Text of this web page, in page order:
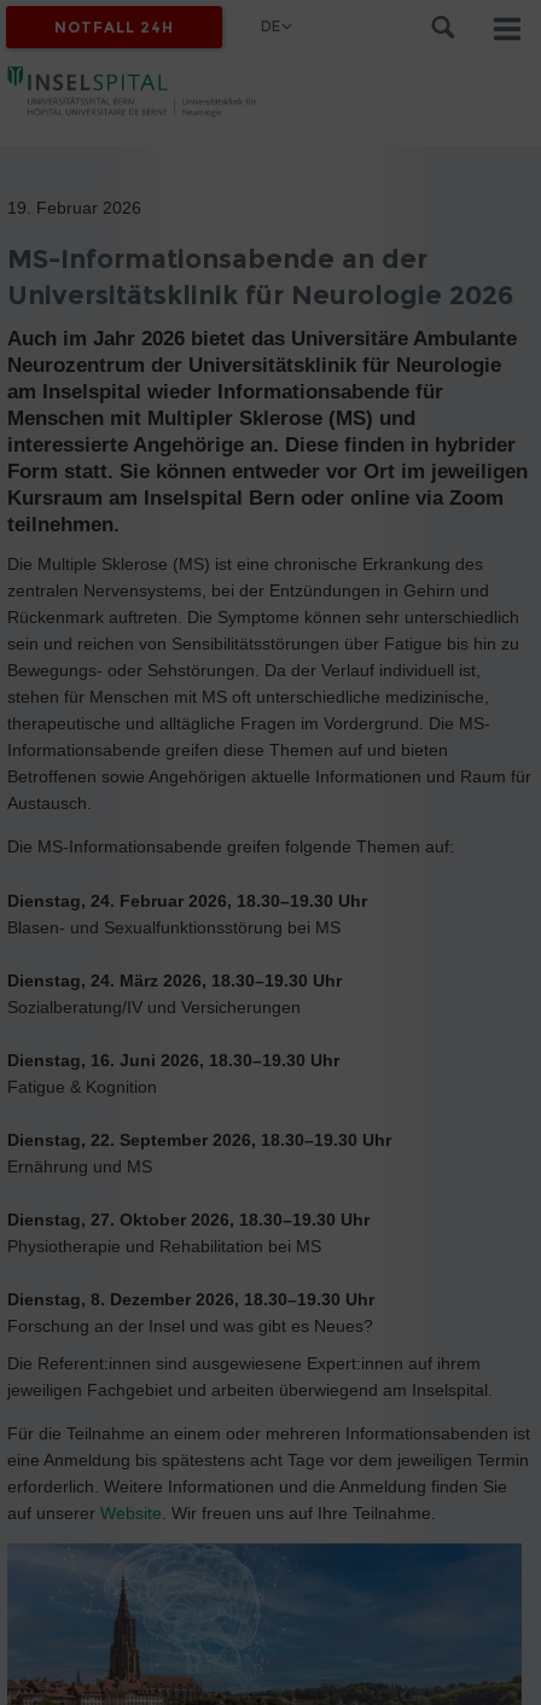
NOTFALL 24H DE
19. Februar 2026
MS-Informationsabende an der
Universitätsklinik für Neurologie 2026
Auch im Jahr 2026 bietet das Universitäre Ambulante
Neurozentrum der Universitätsklinik für Neurologie
am Inselspital wieder Informationsabende für
Menschen mit Multipler Sklerose (MS) und
interessierte Angehörige an. Diese finden in hybrider
Form statt. Sie können entweder vor Ort im jeweiligen
Kursraum am Inselspital Bern oder online via Zoom
teilnehmen.
Die Multiple Sklerose (MS) ist eine chronische Erkrankung des
zentralen Nervensystems, bei der Entzündungen in Gehirn und
Rückenmark auftreten. Die Symptome können sehr unterschiedlich
sein und reichen von Sensibilitätsstörungen über Fatigue bis hin zu
Bewegungs- oder Sehstörungen. Da der Verlauf individuell ist,
stehen für Menschen mit MS oft unterschiedliche medizinische,
therapeutische und alltägliche Fragen im Vordergrund. Die MS-
Informationsabende greifen diese Themen auf und bieten
Betroffenen sowie Angehörigen aktuelle Informationen und Raum für
Austausch.
Die MS-Informationsabende greifen folgende Themen auf:
Dienstag, 24. Februar 2026, 18.30–19.30 Uhr
Blasen- und Sexualfunktionsstörung bei MS
Dienstag, 24. März 2026, 18.30–19.30 Uhr
Sozialberatung/IV und Versicherungen
Dienstag, 16. Juni 2026, 18.30–19.30 Uhr
Fatigue & Kognition
Dienstag, 22. September 2026, 18.30–19.30 Uhr
Ernährung und MS
Dienstag, 27. Oktober 2026, 18.30–19.30 Uhr
Physiotherapie und Rehabilitation bei MS
Dienstag, 8. Dezember 2026, 18.30–19.30 Uhr
Forschung an der Insel und was gibt es Neues?
Die Referent:innen sind ausgewiesene Expert:innen auf ihrem
jeweiligen Fachgebiet und arbeiten überwiegend am Inselspital.
Für die Teilnahme an einem oder mehreren Informationsabenden ist
eine Anmeldung bis spätestens acht Tage vor dem jeweiligen Termin
erforderlich. Weitere Informationen und die Anmeldung finden Sie
auf unserer Website . Wir freuen uns auf Ihre Teilnahme.